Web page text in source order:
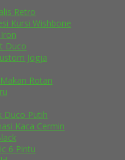
Retro
Kursi Wishbone
Duco
Jogja
Rotan
Duco Putih
Kaca Cermin
6 Pintu